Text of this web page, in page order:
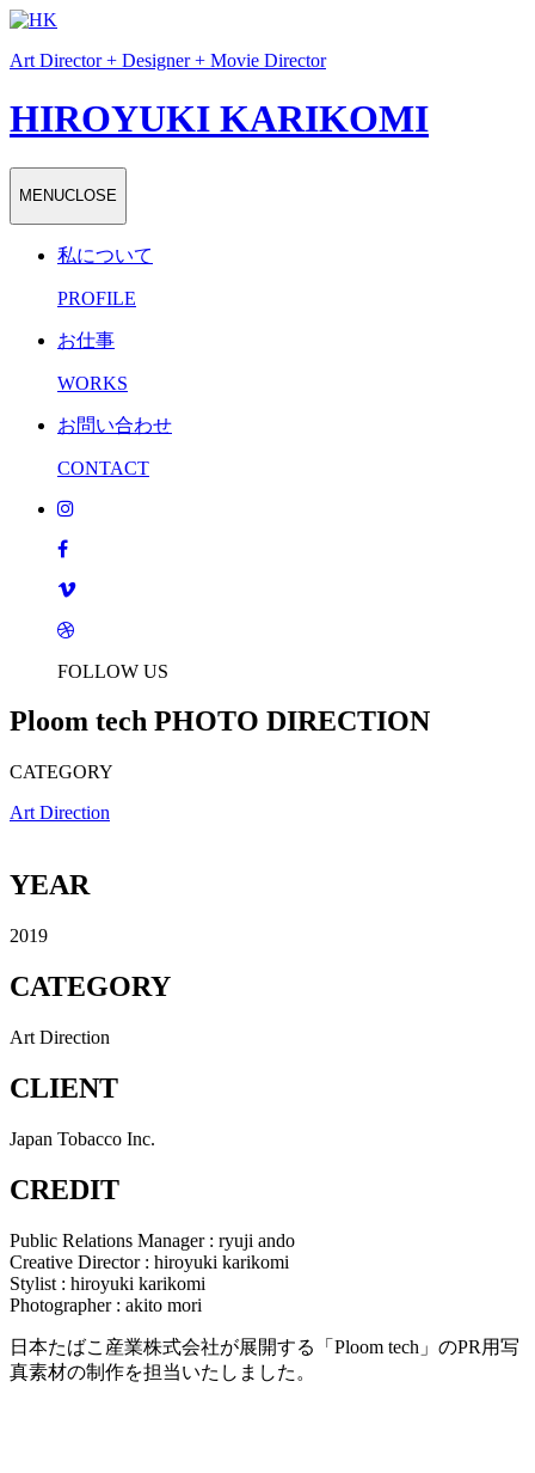
Art Director + Designer + Movie Director
HIROYUKI KARIKOMI
MENUCLOSE
私について
PROFILE
お仕事
WORKS
お問い合わせ
CONTACT
FOLLOW US
Ploom tech PHOTO DIRECTION
CATEGORY
Art Direction
YEAR
2019
CATEGORY
Art Direction
CLIENT
Japan Tobacco Inc.
CREDIT
Public Relations Manager : ryuji ando
Creative Director : hiroyuki karikomi
Stylist : hiroyuki karikomi
Photographer : akito mori
日本たばこ産業株式会社が展開する「Ploom tech」のPR用写
真素材の制作を担当いたしました。